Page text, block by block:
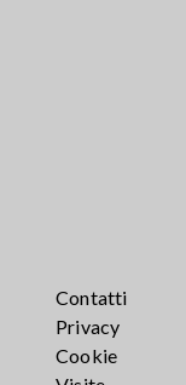
Contatti
Privacy
Cookie